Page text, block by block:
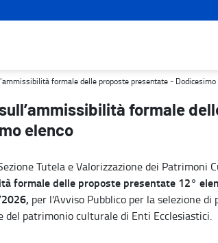
presentate - Dodicesimo elenco - Turismo
formale delle proposte presentate - Dodicesimo
formale
elenco
Tutela e Valorizzazione dei Patrimoni
formale delle proposte presentate 12°
per l'Avviso Pubblico per la selezione di
patrimonio culturale di Enti Ecclesiastici.